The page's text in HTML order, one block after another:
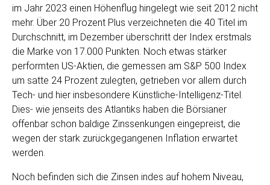
im Jahr 2023 einen Höhenflug hingelegt wie seit 2012 nicht
mehr. Über 20 Prozent Plus verzeichneten die 40 Titel im
Durchschnitt, im Dezember überschritt der Index erstmals
die Marke von 17.000 Punkten. Noch etwas stärker
performten US-Aktien, die gemessen am S&P 500 Index
um satte 24 Prozent zulegten, getrieben vor allem durch
Tech- und hier insbesondere Künstliche-Intelligenz-Titel.
Dies- wie jenseits des Atlantiks haben die Börsianer
offenbar schon baldige Zinssenkungen eingepreist, die
wegen der stark zurückgegangenen Inflation erwartet
werden.
Noch befinden sich die Zinsen indes auf hohem Niveau,